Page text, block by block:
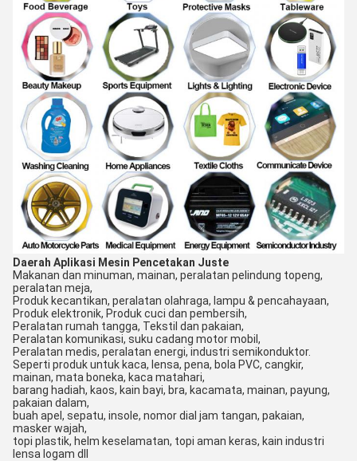
Daerah Aplikasi Mesin Pencetakan Juste
Makanan dan minuman, mainan, peralatan pelindung topeng,
peralatan meja,
Produk kecantikan, peralatan olahraga, lampu & pencahayaan,
Produk elektronik, Produk cuci dan pembersih,
Peralatan rumah tangga, Tekstil dan pakaian,
Peralatan komunikasi, suku cadang motor mobil,
Peralatan medis, peralatan energi, industri semikonduktor.
Seperti produk untuk kaca, lensa, pena, bola PVC, cangkir,
mainan, mata boneka, kaca matahari,
barang hadiah, kaos, kain bayi, bra, kacamata, mainan, payung,
pakaian dalam,
buah apel, sepatu, insole, nomor dial jam tangan, pakaian,
masker wajah,
topi plastik, helm keselamatan, topi aman keras, kain industri
lensa logam dll